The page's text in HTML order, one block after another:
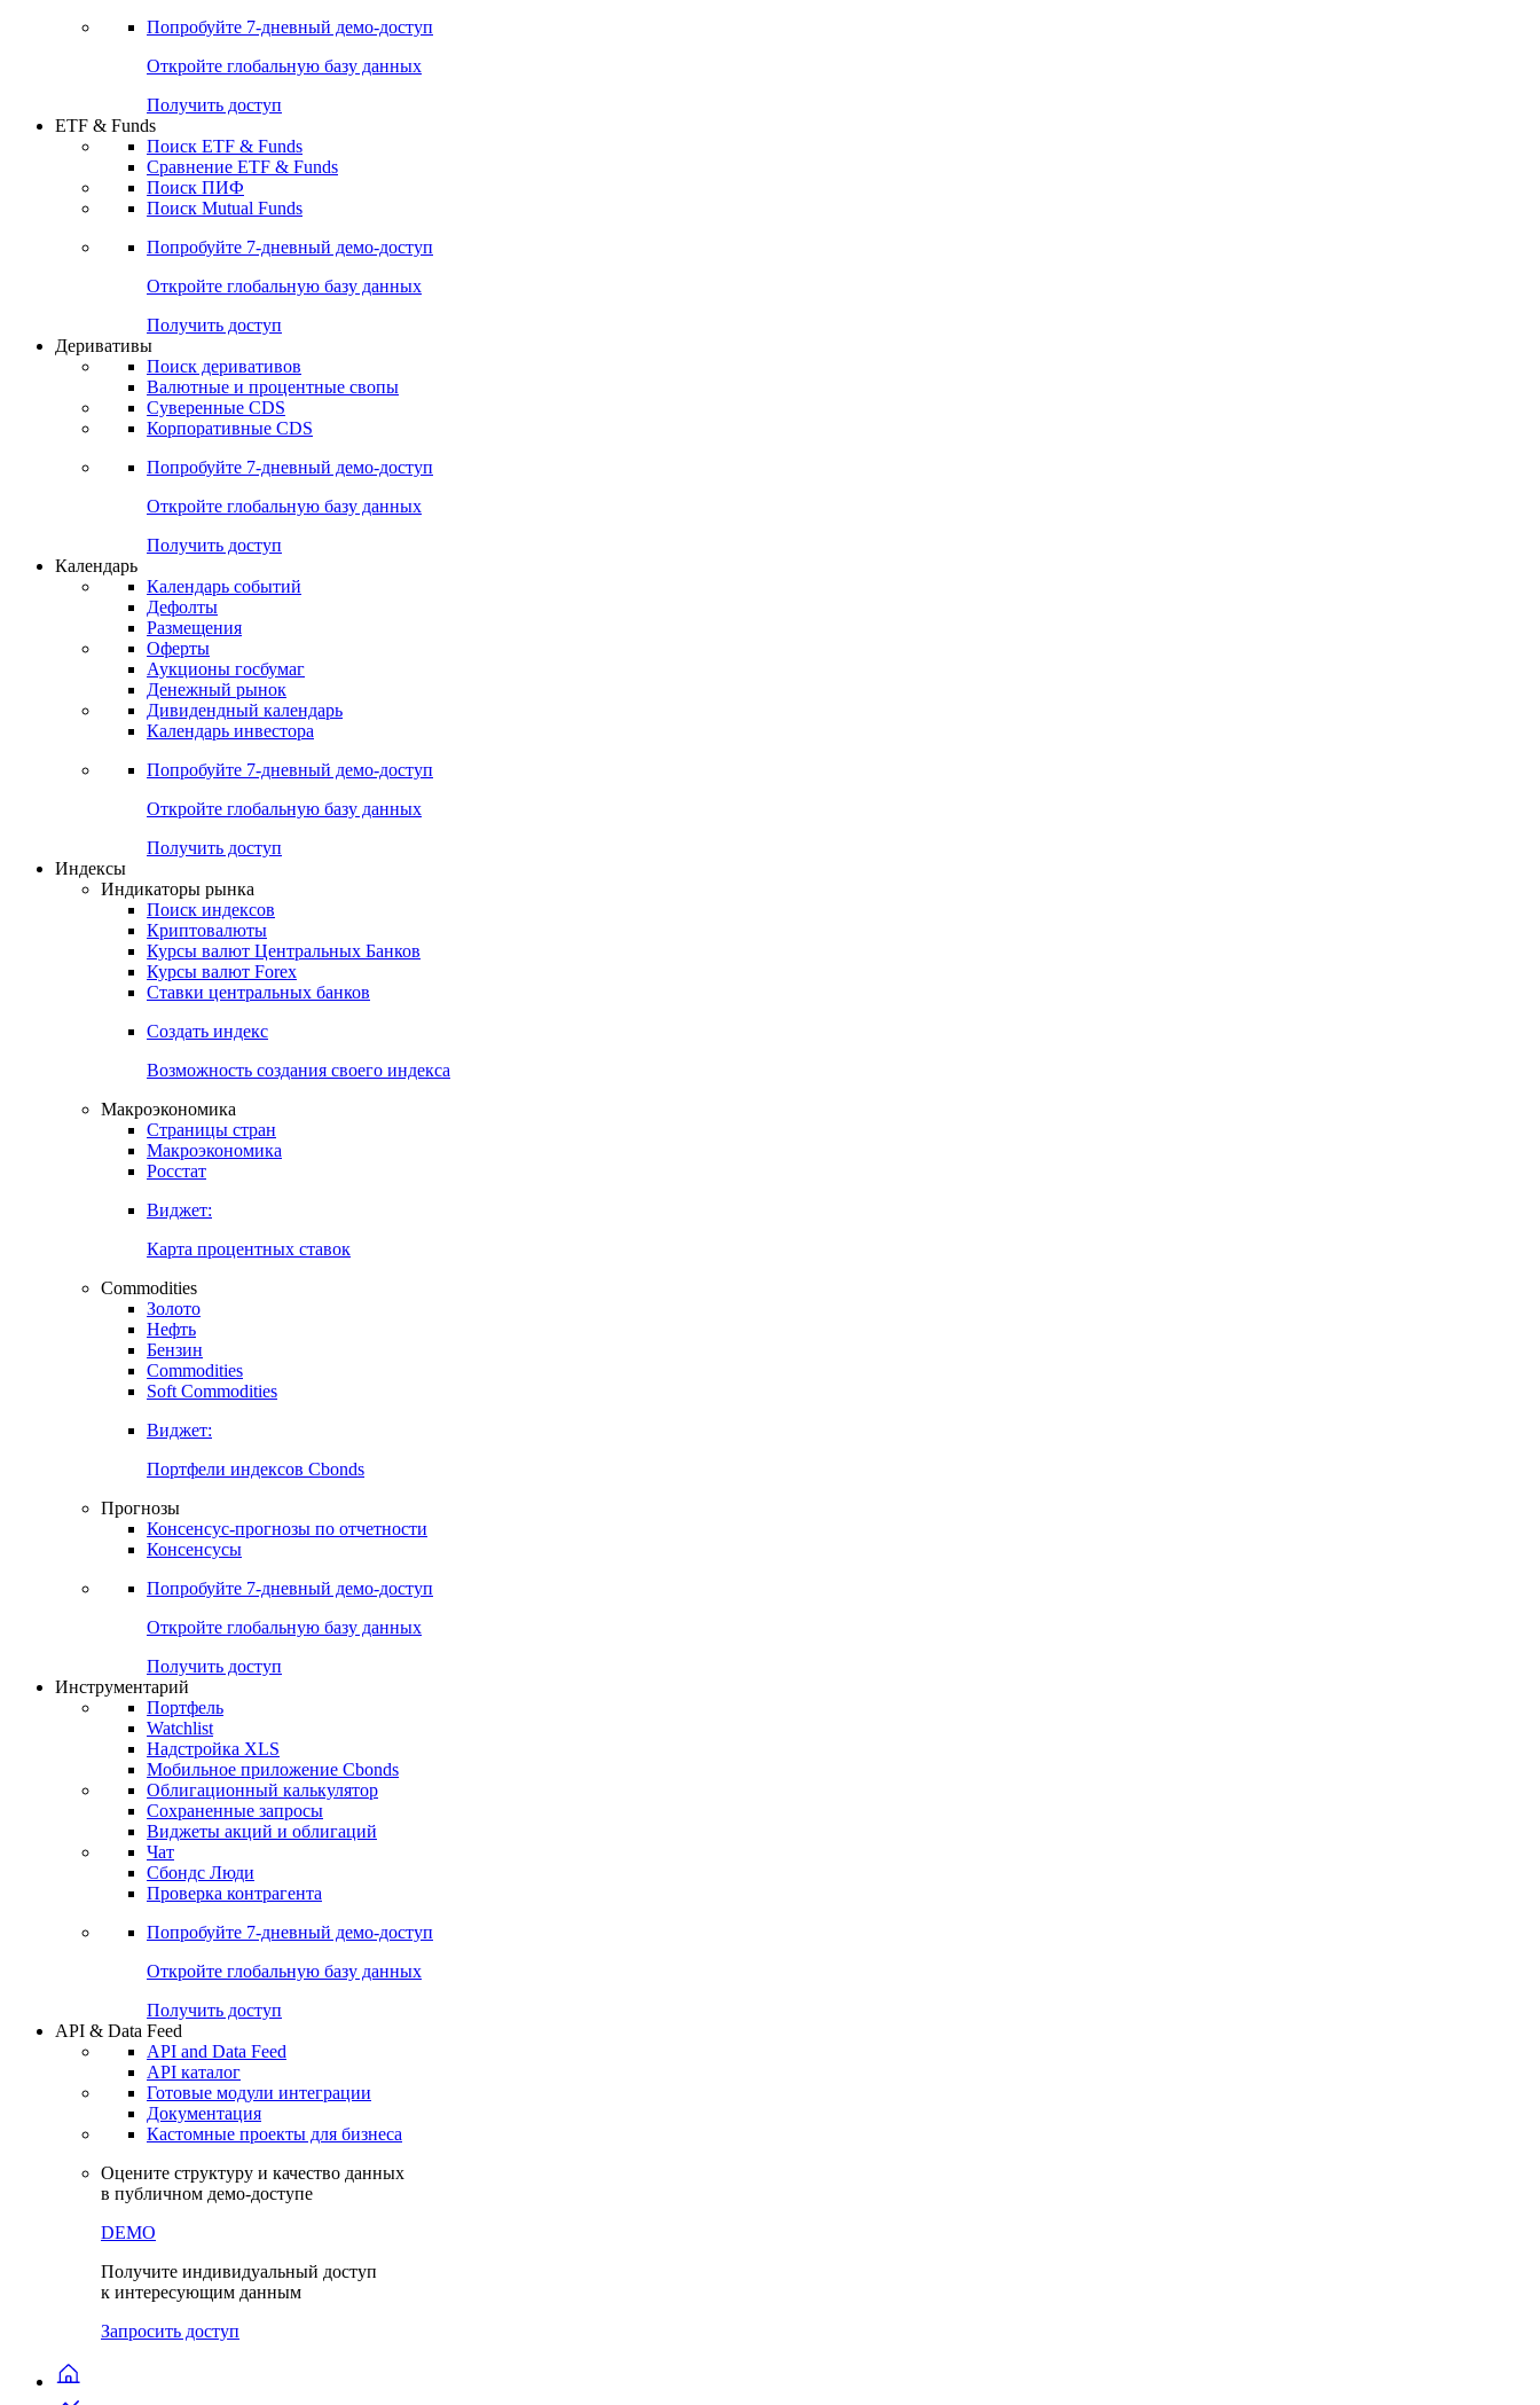
Попробуйте 7-дневный демо-доступ
Откройте глобальную базу данных
Получить доступ
ETF & Funds
Поиск ETF & Funds
Сравнение ETF & Funds
Поиск ПИФ
Поиск Mutual Funds
Попробуйте 7-дневный демо-доступ
Откройте глобальную базу данных
Получить доступ
Деривативы
Поиск деривативов
Валютные и процентные свопы
Суверенные CDS
Корпоративные CDS
Попробуйте 7-дневный демо-доступ
Откройте глобальную базу данных
Получить доступ
Календарь
Календарь событий
Дефолты
Размещения
Оферты
Аукционы госбумаг
Денежный рынок
Дивидендный календарь
Календарь инвестора
Попробуйте 7-дневный демо-доступ
Откройте глобальную базу данных
Получить доступ
Индексы
Индикаторы рынка
Поиск индексов
Криптовалюты
Курсы валют Центральных Банков
Курсы валют Forex
Ставки центральных банков
Создать индекс
Возможность создания своего индекса
Макроэкономика
Страницы стран
Макроэкономика
Росстат
Виджет:
Карта процентных ставок
Commodities
Золото
Нефть
Бензин
Commodities
Soft Commodities
Виджет:
Портфели индексов Cbonds
Прогнозы
Консенсус-прогнозы по отчетности
Консенсусы
Попробуйте 7-дневный демо-доступ
Откройте глобальную базу данных
Получить доступ
Инструментарий
Портфель
Watchlist
Надстройка XLS
Мобильное приложение Cbonds
Облигационный калькулятор
Сохраненные запросы
Виджеты акций и облигаций
Чат
Сбондс Люди
Проверка контрагента
Попробуйте 7-дневный демо-доступ
Откройте глобальную базу данных
Получить доступ
API & Data Feed
API and Data Feed
API каталог
Готовые модули интеграции
Документация
Кастомные проекты для бизнеса
Оцените структуру и качество данных
в публичном демо-доступе
DEMO
Получите индивидуальный доступ
к интересующим данным
Запросить доступ